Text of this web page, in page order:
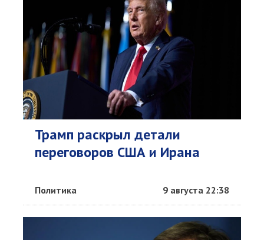
Трамп раскрыл детали
переговоров США и Ирана
Политика 9 августа 22:38